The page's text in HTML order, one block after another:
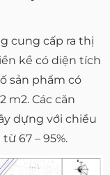
cung cấp ra thị
kề có diện tích
sản phẩm có
m2. Các căn
dựng với chiều
67 – 95%.